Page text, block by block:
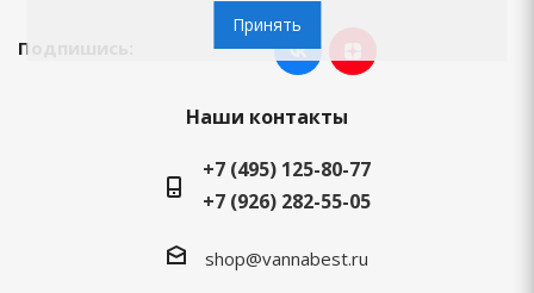
Подпишись:
Наши контакты
+7 (495) 125-80-77
+7 (926) 282-55-05
shop@vannabest.ru
Принять